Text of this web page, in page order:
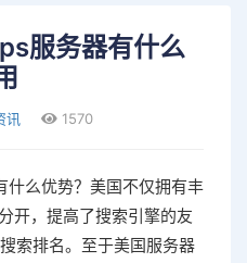
服务器有什么
讯 1570
么优势？美国不仅拥有丰
开，提高了搜索引擎的友
索排名。至于美国服务器